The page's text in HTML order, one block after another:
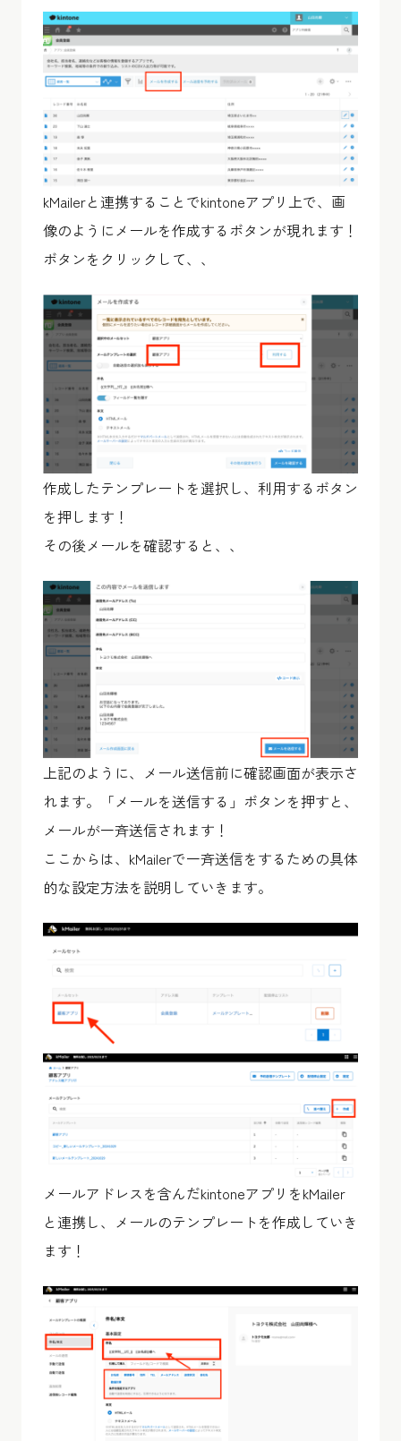
kMailerと連携することでkintoneアプリ上で、画
像のようにメールを作成するボタンが現れます！
ボタンをクリックして、、
作成したテンプレートを選択し、利用するボタン
を押します！
その後メールを確認すると、、
上記のように、メール送信前に確認画面が表示さ
れます。「メールを送信する」ボタンを押すと、
メールが一斉送信されます！
ここからは、kMailerで一斉送信をするための具体
的な設定方法を説明していきます。
メールアドレスを含んだkintoneアプリをkMailer
と連携し、メールのテンプレートを作成していき
ます！